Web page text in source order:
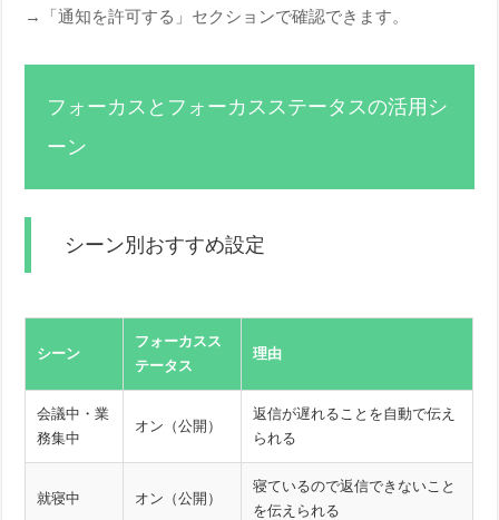
→「通知を許可する」セクションで確認できます。
フォーカスとフォーカスステータスの活用シ
ーン
シーン別おすすめ設定
シーン
フォーカスス
テータス
理由
会議中・業
務集中
オン（公開）
返信が遅れることを自動で伝え
られる
就寝中 オン（公開）
寝ているので返信できないこと
を伝えられる